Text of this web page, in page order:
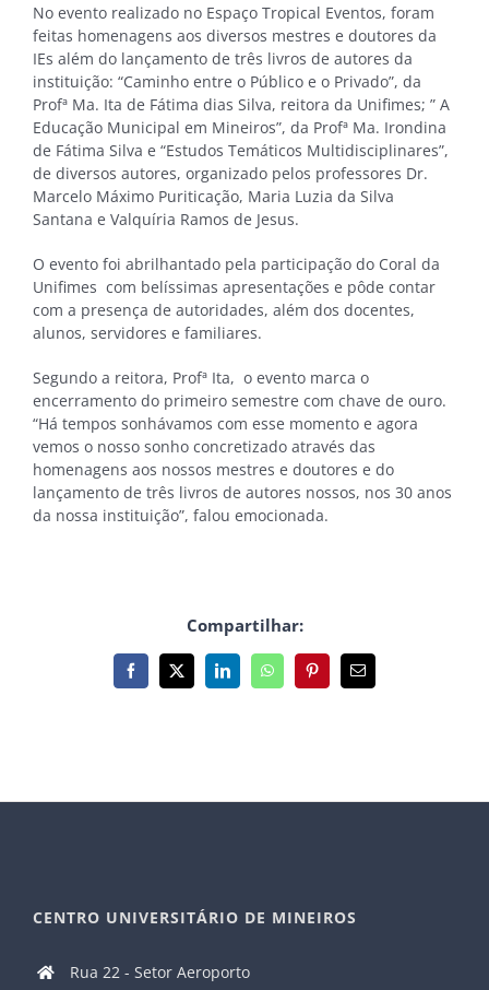
No evento realizado no Espaço Tropical Eventos, foram
feitas homenagens aos diversos mestres e doutores da
IEs além do lançamento de três livros de autores da
instituição: “Caminho entre o Público e o Privado”, da
Profª Ma. Ita de Fátima dias Silva, reitora da Unifimes; ” A
Educação Municipal em Mineiros”, da Profª Ma. Irondina
de Fátima Silva e “Estudos Temáticos Multidisciplinares”,
de diversos autores, organizado pelos professores Dr.
Marcelo Máximo Puriticação, Maria Luzia da Silva
Santana e Valquíria Ramos de Jesus.
O evento foi abrilhantado pela participação do Coral da
Unifimes com belíssimas apresentações e pôde contar
com a presença de autoridades, além dos docentes,
alunos, servidores e familiares.
Segundo a reitora, Profª Ita, o evento marca o
encerramento do primeiro semestre com chave de ouro.
“Há tempos sonhávamos com esse momento e agora
vemos o nosso sonho concretizado através das
homenagens aos nossos mestres e doutores e do
lançamento de três livros de autores nossos, nos 30 anos
da nossa instituição”, falou emocionada.
Compartilhar:
Facebook
X LinkedInWhatsAppPinterest
E-
mail
CENTRO UNIVERSITÁRIO DE MINEIROS
Rua 22 - Setor Aeroporto